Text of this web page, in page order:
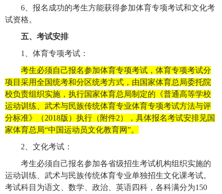
6 、报名成功的考生方能获得参加体育专项考试和文化考
试资格。
五、考试安排
1
、体育专项考试：
考生必须自己报名参加体育专项考试，体育专项考试分
项目采用全国统考和分区统考方式，由国家体育总局委托院
校负责组织实施，执行国家体育总局制定的《普通高等学校
运动训练、武术与民族传统体育专业体育专项考试方法与评
分标准》（2018版）执行（附件2），具体报名考试安排见国
家体育总局“中国运动员文化教育网”。
2 、文化考试：
考生必须自己报名参加各省级招生考试机构组织实施的
运动训练、武术与民族传统体育专业单独招生文化课考试。
考试科目为语文、数学、政治、英语四科，各科满分为150